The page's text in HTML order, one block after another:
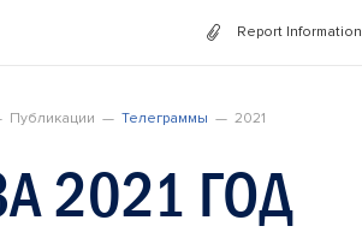
Report Information
Публикации Телеграммы 2021
2021 ГОД